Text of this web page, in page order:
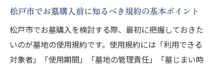
松戸市でお墓購入する際の規約上の注意事
項
千葉県西馬橋蔵元町特有の規約の盲点に注
意
松戸市でお墓購入前に知るべき規約の基本ポイント
松戸市でお墓購入を検討する際、最初に把握しておきた
いのが墓地の使用規約です。使用規約には「利用できる
対象者」「使用期間」「墓地の管理責任」「墓じまい時